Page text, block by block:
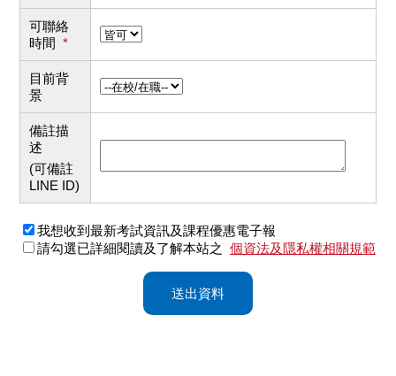
可聯絡
時間 *
目前背
景
備註描
述
(可備註
LINE ID)
我想收到最新考試資訊及課程優惠電子報
請勾選已詳細閱讀及了解本站之 個資法及隱私權相關規範
送出資料